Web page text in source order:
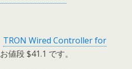
TRON Wired Controller for
お値段 $41.1 です。